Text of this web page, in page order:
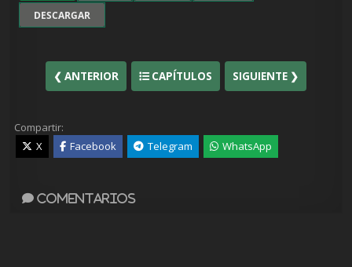
DESCARGAR
❮ ANTERIOR CAPÍTULOS SIGUIENTE ❯
Compartir:
X
Facebook Telegram WhatsApp
Comentarios